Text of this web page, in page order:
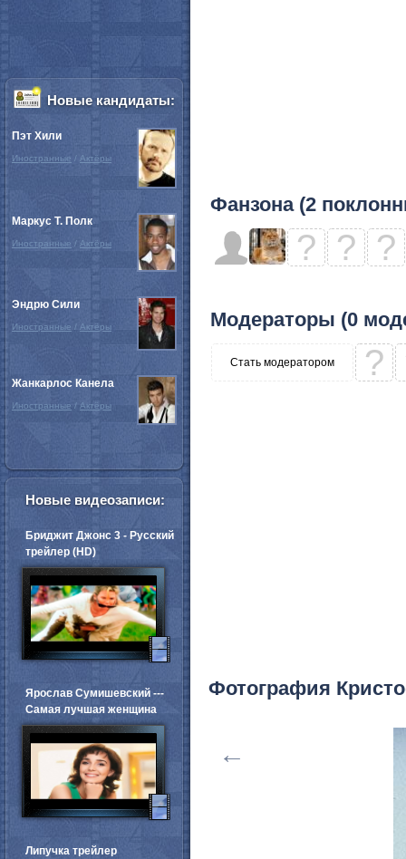
Фанзона (2
? ? ?
Модераторы (0
Стать модератором ?
Фотография
←
Новые кандидаты:
Пэт Хили
Иностранные / Актёры
Маркус Т. Полк
Иностранные / Актёры
Эндрю Сили
Иностранные / Актёры
Жанкарлос Канела
Иностранные / Актёры
Новые видеозаписи:
Бриджит Джонс 3 - Русский
трейлер (HD)
Ярослав Сумишевский ---
Самая лучшая женщина
Липучка трейлер